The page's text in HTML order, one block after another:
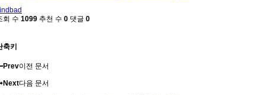
회 수 1099 추천 수 0 댓글 0
축키
Prev이전 문서
Next다음 문서